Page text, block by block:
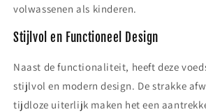
volwassenen als kinderen.
Stijlvol en Functioneel Design
Naast de functionaliteit, heeft deze
stijlvol en modern design. De strakke
tijdloze uiterlijk maken het een